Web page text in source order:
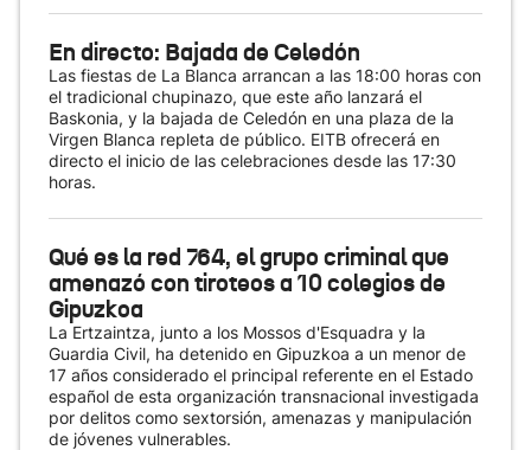
En directo: Bajada de Celedón
Las fiestas de La Blanca arrancan a las 18:00 horas con
el tradicional chupinazo, que este año lanzará el
Baskonia, y la bajada de Celedón en una plaza de la
Virgen Blanca repleta de público. EITB ofrecerá en
directo el inicio de las celebraciones desde las 17:30
horas.
Qué es la red 764, el grupo criminal que
amenazó con tiroteos a 10 colegios de
Gipuzkoa
La Ertzaintza, junto a los Mossos d'Esquadra y la
Guardia Civil, ha detenido en Gipuzkoa a un menor de
17 años considerado el principal referente en el Estado
español de esta organización transnacional investigada
por delitos como sextorsión, amenazas y manipulación
de jóvenes vulnerables.